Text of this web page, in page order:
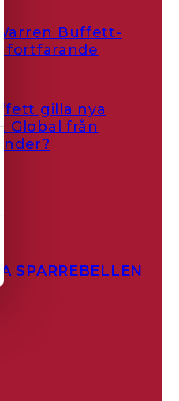
Buffett-
fortfarande
gilla nya
Global från
SPARREBELLEN